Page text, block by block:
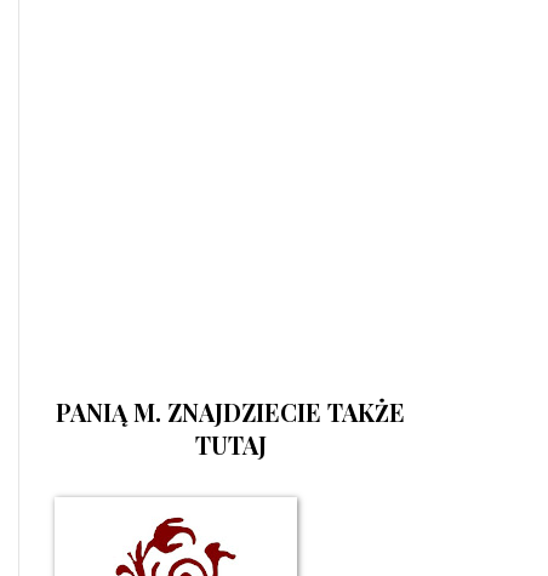
PANIĄ M. ZNAJDZIECIE TAKŻE
TUTAJ